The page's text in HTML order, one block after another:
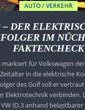
AUTO / VERKEHR
– DER
IM
FAKTENCHECK
markiert für Volkswagen
in die elektrische
des Golf soll er
Elektrotechnik verbinden.
ID.3 anhand